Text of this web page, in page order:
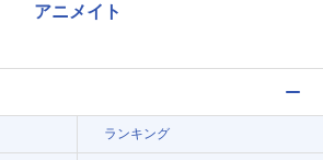
アニメイト
ランキング